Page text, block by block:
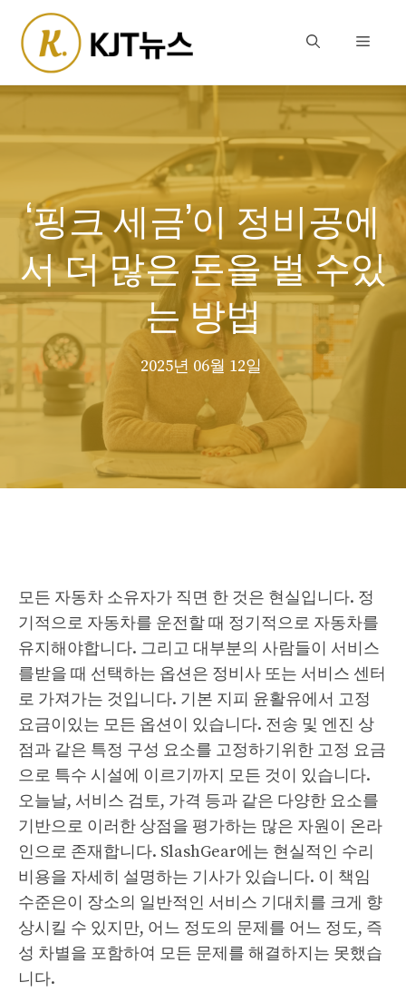
content
Menu
‘핑크 세금’이 정비공에
서 더 많은 돈을 벌 수있
는 방법
2025년 06월 12일
모든 자동차 소유자가 직면 한 것은 현실입니다. 정
기적으로 자동차를 운전할 때 정기적으로 자동차를
유지해야합니다. 그리고 대부분의 사람들이 서비스
를받을 때 선택하는 옵션은 정비사 또는 서비스 센터
로 가져가는 것입니다. 기본 지피 윤활유에서 고정
요금이있는 모든 옵션이 있습니다. 전송 및 엔진 상
점과 같은 특정 구성 요소를 고정하기위한 고정 요금
으로 특수 시설에 이르기까지 모든 것이 있습니다.
오늘날, 서비스 검토, 가격 등과 같은 다양한 요소를
기반으로 이러한 상점을 평가하는 많은 자원이 온라
인으로 존재합니다. SlashGear에는 현실적인 수리
비용을 자세히 설명하는 기사가 있습니다. 이 책임
수준은이 장소의 일반적인 서비스 기대치를 크게 향
상시킬 수 있지만, 어느 정도의 문제를 어느 정도, 즉
성 차별을 포함하여 모든 문제를 해결하지는 못했습
니다.